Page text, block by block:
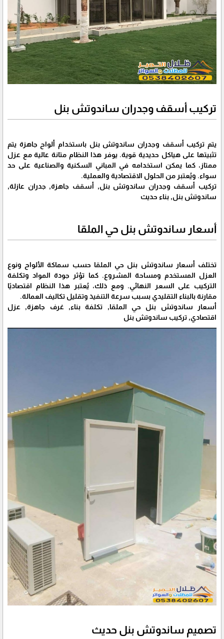
تركيب أسقف وجدران ساندوتش بنل
يتم تركيب أسقف وجدران ساندوتش بنل باستخدام ألواح جاهزة يتم
تثبيتها على هياكل حديدية قوية. يوفر هذا النظام متانة عالية مع عزل
ممتاز، كما يمكن استخدامه في المباني السكنية والصناعية على حد
سواء. ويُعتبر من الحلول الاقتصادية والعملية.
تركيب أسقف وجدران ساندوتش بنل, أسقف جاهزة, جدران عازلة,
ساندوتش بنل, بناء حديث
أسعار ساندوتش بنل حي الملقا
تختلف أسعار ساندوتش بنل حي الملقا حسب سماكة الألواح ونوع
العزل المستخدم ومساحة المشروع. كما تؤثر جودة المواد وتكلفة
التركيب على السعر النهائي. ومع ذلك، يُعتبر هذا النظام اقتصاديًا
مقارنة بالبناء التقليدي بسبب سرعة التنفيذ وتقليل تكاليف العمالة.
أسعار ساندوتش بنل حي الملقا, تكلفة بناء, غرف جاهزة, عزل
اقتصادي, تركيب ساندوتش بنل
تصميم ساندوتش بنل حديث